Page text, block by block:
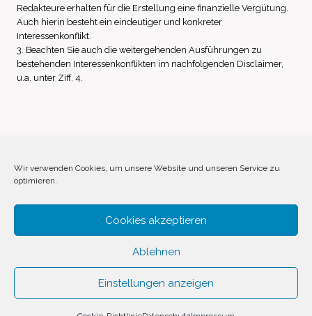
Wir verwenden Cookies, um unsere Website und unseren Service zu
optimieren.
Cookies akzeptieren
Ablehnen
Einstellungen anzeigen
Redakteure erhalten für die Erstellung eine finanzielle Vergütung.
Auch hierin besteht ein eindeutiger und konkreter
Interessenkonflikt.
3. Beachten Sie auch die weitergehenden Ausführungen zu
bestehenden Interessenkonflikten im nachfolgenden Disclaimer,
u.a. unter Ziff. 4.
Impressum Datenschutz
Disclaimer
© 2026 Invest Inside by